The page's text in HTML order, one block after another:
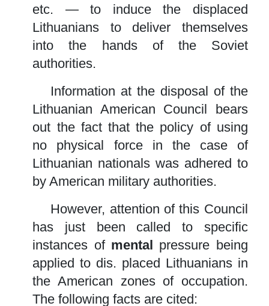
etc. — to induce the displaced
Lithuanians to deliver themselves
into the hands of the Soviet
authorities.
Information at the disposal of the
Lithuanian American Council bears
out the fact that the policy of using
no physical force in the case of
Lithuanian nationals was adhered to
by American military authorities.
However, attention of this Council
has just been called to specific
instances of mental pressure being
applied to dis. placed Lithuanians in
the American zones of occupation.
The following facts are cited: